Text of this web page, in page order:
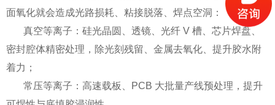
面氧化就会造成光路损耗、粘接脱落、焊点空洞：
真空等离子：硅光晶圆、透镜、光纤 V 槽、芯片焊盘、
密封腔体精密处理，除光刻残留、金属去氧化、提升胶水附
着力；
常压等离子：高速载板、PCB 大批量产线预处理，提升